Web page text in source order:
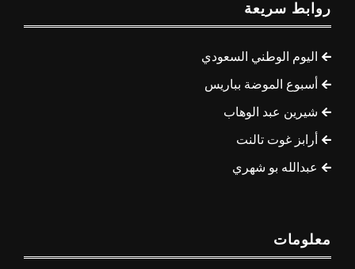
روابط سريعة
اليوم الوطني السعودي
أسبوع الموضة بباريس
شيرين عبد الوهاب
أرابز غوت تالنت
عبدالله بو شهري
معلومات